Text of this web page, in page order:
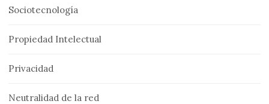
Sociotecnología
Propiedad Intelectual
Privacidad
Neutralidad de la red